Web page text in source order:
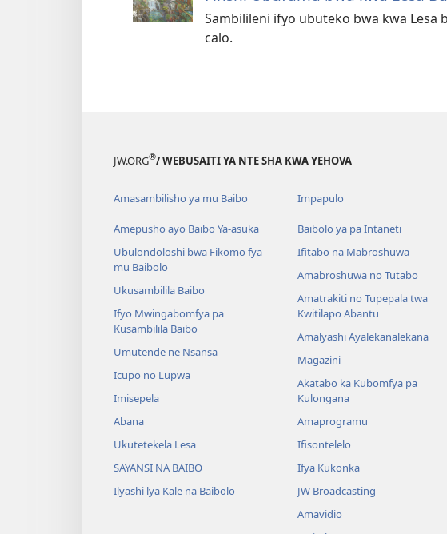
Sambilileni ifyo ubuteko bwa kwa Lesa
calo.
JW.ORG®/ WEBUSAITI YA NTE SHA KWA YEHOVA
Amasambilisho ya mu Baibo
Amepusho ayo Baibo Ya-asuka
Ubulondoloshi bwa Fikomo fya
mu Baibolo
Ukusambilila Baibo
Ifyo Mwingabomfya pa
Kusambilila Baibo
Umutende ne Nsansa
Icupo no Lupwa
Imisepela
Abana
Ukutetekela Lesa
SAYANSI NA BAIBO
Ilyashi lya Kale na Baibolo
Impapulo
Baibolo ya pa Intaneti
Ifitabo na Mabroshuwa
Amabroshuwa no Tutabo
Amatrakiti no Tupepala twa
Kwitilapo Abantu
Amalyashi Ayalekanalekana
Magazini
Akatabo ka Kubomfya pa
Kulongana
Amaprogramu
Ifisontelelo
Ifya Kukonka
JW Broadcasting
Amavidio